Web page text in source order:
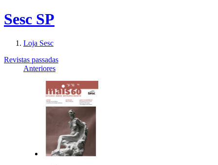
Sesc SP
Loja Sesc
Revistas passadas
Anteriores